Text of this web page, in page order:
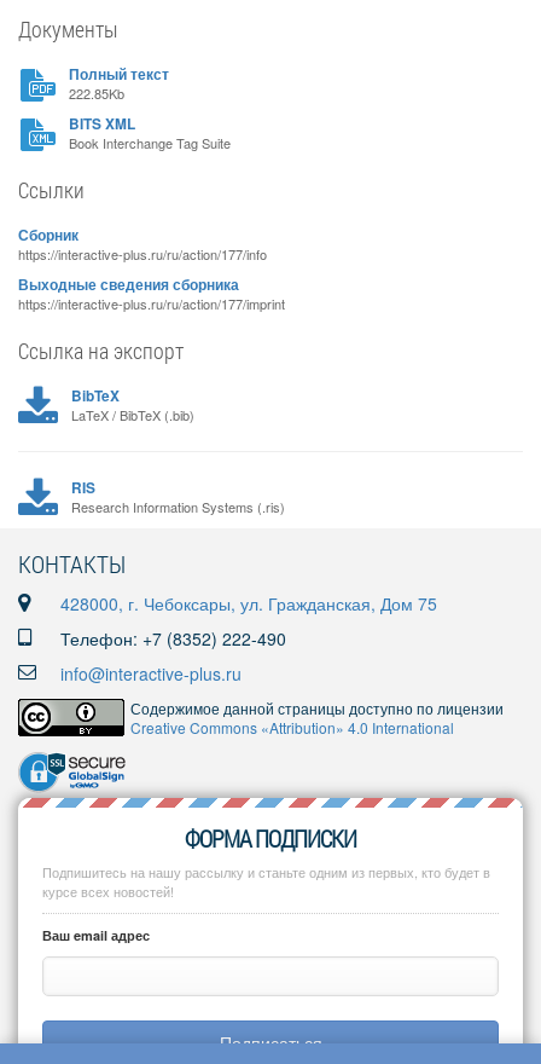
Документы
Полный текст
222.85Kb
BITS XML
Book Interchange Tag Suite
Ссылки
Сборник
https://interactive-plus.ru/ru/action/177/info
Выходные сведения сборника
https://interactive-plus.ru/ru/action/177/imprint
Ссылка на экспорт
BibTeX
LaTeX / BibTeX (.bib)
RIS
Research Information Systems (.ris)
КОНТАКТЫ
428000, г. Чебоксары, ул. Гражданская, Дом 75
Телефон: +7 (8352) 222-490
info@interactive-plus.ru
Содержимое данной страницы доступно по лицензии
Creative Commons «Attribution» 4.0 International
ФОРМА ПОДПИСКИ
Подпишитесь на нашу рассылку и станьте одним из первых, кто будет в
курсе всех новостей!
Ваш email адрес
Подписаться